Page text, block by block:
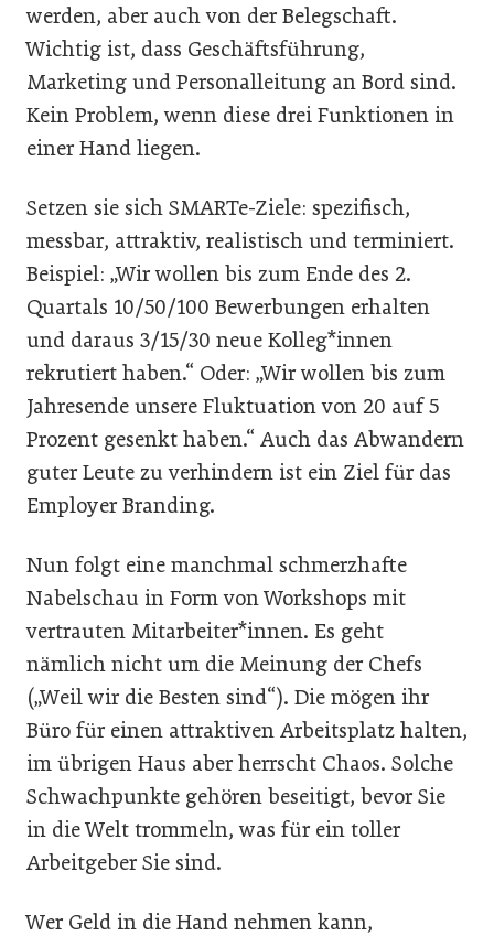
werden, aber auch von der Belegschaft.
Wichtig ist, dass Geschäftsführung,
Marketing und Personalleitung an Bord sind.
Kein Problem, wenn diese drei Funktionen in
einer Hand liegen.
Setzen sie sich SMARTe-Ziele: spezifisch,
messbar, attraktiv, realistisch und terminiert.
Beispiel: „Wir wollen bis zum Ende des 2.
Quartals 10/50/100 Bewerbungen erhalten
und daraus 3/15/30 neue Kolleg*innen
rekrutiert haben.“ Oder: „Wir wollen bis zum
Jahresende unsere Fluktuation von 20 auf 5
Prozent gesenkt haben.“ Auch das Abwandern
guter Leute zu verhindern ist ein Ziel für das
Employer Branding.
Nun folgt eine manchmal schmerzhafte
Nabelschau in Form von Workshops mit
vertrauten Mitarbeiter*innen. Es geht
nämlich nicht um die Meinung der Chefs
(„Weil wir die Besten sind“). Die mögen ihr
Büro für einen attraktiven Arbeitsplatz halten,
im übrigen Haus aber herrscht Chaos. Solche
Schwachpunkte gehören beseitigt, bevor Sie
in die Welt trommeln, was für ein toller
Arbeitgeber Sie sind.
Wer Geld in die Hand nehmen kann,